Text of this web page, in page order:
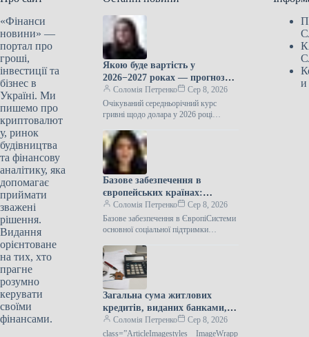
«Фінанси
новини» —
портал про
гроші,
інвестиції та
бізнес в
Україні. Ми
пишемо про
криптовалют
у, ринок
будівництва
та фінансову
аналітику, яка
допомагає
приймати
зважені
рішення.
Видання
орієнтоване
на тих, хто
прагне
розумно
керувати
своїми
фінансами.
Якою буде вартість у
2026−2027 роках — прогноз
ЦЕССоломія Петренко
Сер 8, 2026
Очікуваний середньорічний курс
гривні щодо долара у 2026 році
2026−2027 років спостерігатиметься
подальше зростання курсу…
Базове забезпечення в
європейських країнах:
очікувані виплати у 2026 році
Соломія Петренко
Сер 8, 2026
Базове забезпечення в ЄвропіСистеми
основної соціальної підтримки
європейських державах, але їхні
принципи роботи різняться. У
деяких…
Загальна сума житлових
кредитів, виданих банками,
досягла 50 мільярдів гривень.
Соломія Петренко
Сер 8, 2026
class=”ArticleImagestyles__ImageWrapp
и